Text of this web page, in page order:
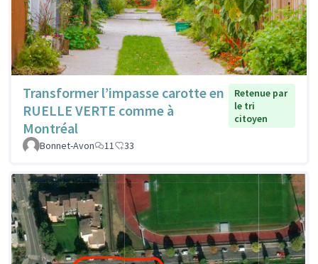
Transformer l’impasse carotte en
RUELLE VERTE comme à
Montréal
Retenue par
le tri
citoyen
Bonnet-Avon 11 33